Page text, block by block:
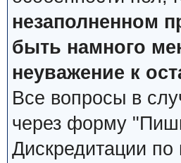
незаполненном
быть намного
неуважение к
Все вопросы в
через форму
Дискредитации